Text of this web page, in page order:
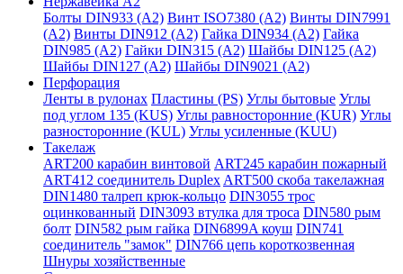
Болты DIN933 (A2) Винт ISO7380 (A2) Винты DIN7991
(A2) Винты DIN912 (A2) Гайка DIN934 (A2) Гайка
DIN985 (A2) Гайки DIN315 (A2) Шайбы DIN125 (A2)
Шайбы DIN127 (A2) Шайбы DIN9021 (A2)
Перфорация
Ленты в рулонах Пластины (PS) Углы бытовые Углы
под углом 135 (KUS) Углы равносторонние (KUR) Углы
разносторонние (KUL) Углы усиленные (KUU)
Такелаж
ART200 карабин винтовой ART245 карабин пожарный
ART412 соединитель Duplex ART500 скоба такелажная
DIN1480 талреп крюк-кольцо DIN3055 трос
оцинкованный DIN3093 втулка для троса DIN580 рым
болт DIN582 рым гайка DIN6899A коуш DIN741
соединитель "замок" DIN766 цепь короткозвенная
Шнуры хозяйственные